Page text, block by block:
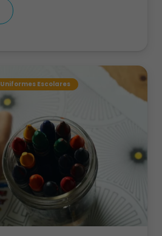
Uniformes Escolares